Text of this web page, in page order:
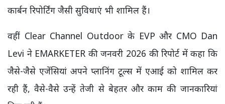
कार्बन रिपोर्टिंग जैसी सुविधाएं भी शामिल हैं।
वहीं Clear Channel Outdoor के EVP और CMO Dan
Levi ने EMARKETER की जनवरी 2026 की रिपोर्ट में कहा कि
जैसे-जैसे एजेंसियां अपने प्लानिंग टूल्स में एआई को शामिल कर
रही हैं, वैसे-वैसे उन्हें तेजी से बेहतर और काम की जानकारियां